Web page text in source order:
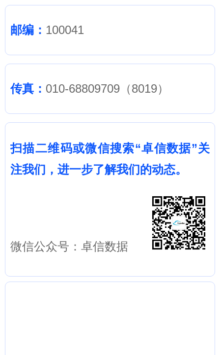
邮编： 100041
传真： 010-68809709（8019）
扫描二维码或微信搜索“卓信数据”关
注我们，进一步了解我们的动态。
微信公众号：卓信数据